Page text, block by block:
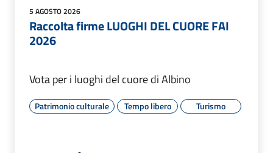
5 AGOSTO 2026
Raccolta firme LUOGHI DEL CUORE FAI
2026
Vota per i luoghi del cuore di Albino
Patrimonio culturale Tempo libero Turismo